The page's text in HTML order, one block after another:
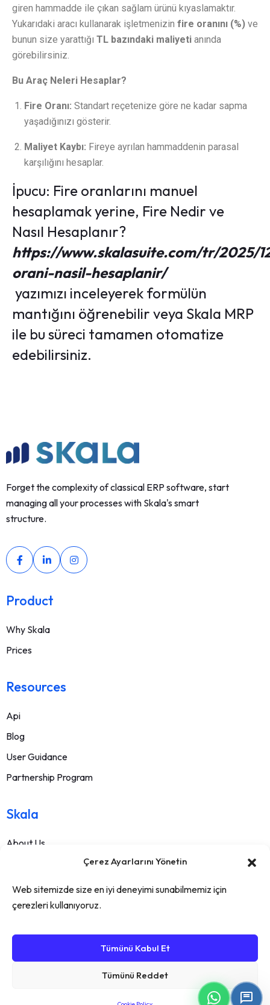
Çerez Ayarlarını Yönetin
Web sitemizde size en iyi deneyimi sunabilmemiz için
çerezleri kullanıyoruz.
Tümünü Kabul Et
Tümünü Reddet
giren hammadde ile çıkan sağlam ürünü kıyaslamaktır.
Yukarıdaki aracı kullanarak işletmenizin fire oranını (%) ve
bunun size yarattığı TL bazındaki maliyeti anında
görebilirsiniz.
Bu Araç Neleri Hesaplar?
Fire Oranı: Standart reçetenize göre ne kadar sapma
yaşadığınızı gösterir.
Maliyet Kaybı: Fireye ayrılan hammaddenin parasal
karşılığını hesaplar.
İpucu: Fire oranlarını manuel
hesaplamak yerine, Fire Nedir ve
Nasıl Hesaplanır?
https://www.skalasuite.com/tr/2025/
orani-nasil-hesaplanir/
yazımızı inceleyerek formülün
mantığını öğrenebilir veya Skala MRP
ile bu süreci tamamen otomatize
edebilirsiniz.
Forget the complexity of classical ERP software, start
managing all your processes with Skala's smart
structure.
Product
Why Skala
Prices
Resources
Api
Blog
User Guidance
Partnership Program
Skala
About Us
FAQ
Terms Of Service